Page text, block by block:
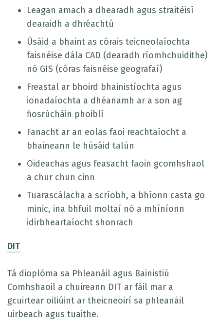
Leagan amach a dhearadh agus straitéisí
dearaidh a dhréachtú
Úsáid a bhaint as córais teicneolaíochta
faisnéise dála CAD (dearadh ríomhchuidithe)
nó GIS (córas faisnéise geografaí)
Freastal ar bhoird bhainistíochta agus
ionadaíochta a dhéanamh ar a son ag
fiosrúcháin phoiblí
Fanacht ar an eolas faoi reachtaíocht a
bhaineann le húsáid talún
Oideachas agus feasacht faoin gcomhshaol
a chur chun cinn
Tuarascálacha a scríobh, a bhíonn casta go
minic, ina bhfuil moltaí nó a mhíníonn
idirbheartaíocht shonrach
DIT
Tá dioplóma sa Phleanáil agus Bainistiú
Comhshaoil a chuireann DIT ar fáil mar a
gcuirtear oiliúint ar theicneoirí sa phleanáil
uirbeach agus tuaithe.